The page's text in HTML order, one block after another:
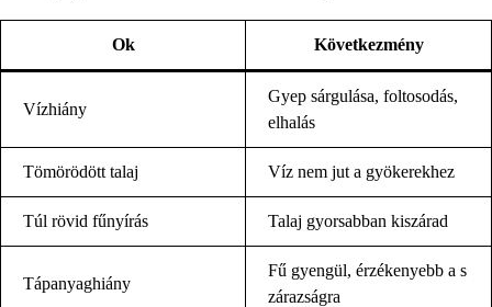
Ok Következmény
Vízhiány
Gyep sárgulása, foltosodás,
elhalás
Tömörödött talaj Víz nem jut a gyökerekhez
Túl rövid fűnyírás Talaj gyorsabban kiszárad
Tápanyaghiány
Fű gyengül, érzékenyebb a s
zárazságra